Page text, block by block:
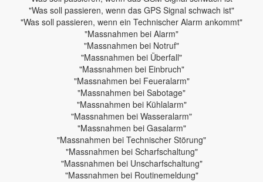
"Was soll passieren, wenn das GPS Signal schwach ist"
"Was soll passieren, wenn ein Technischer Alarm ankommt"
"Massnahmen bei Alarm"
"Massnahmen bei Notruf"
"Massnahmen bei Überfall"
"Massnahmen bei Einbruch"
"Massnahmen bei Feueralarm"
"Massnahmen bei Sabotage"
"Massnahmen bei Kühlalarm"
"Massnahmen bei Wasseralarm"
"Massnahmen bei Gasalarm"
"Massnahmen bei Technischer Störung"
"Massnahmen bei Scharfschaltung"
"Massnahmen bei Unscharfschaltung"
"Massnahmen bei Routinemeldung"